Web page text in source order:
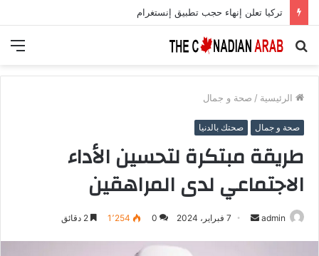
تركيا تعلن إنهاء حجب تطبيق إنستغرام
بحث
الرئيسية / صحة و جمال
صحة و جمال صحتك بالدنيا
طريقة مبتكرة لتحسين الأداء
الاجتماعي لدى المراهقين
admin
أرسل 7 فبراير، 2024 0 1٬254